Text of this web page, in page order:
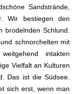
Sandstrände,
Wir bestiegen den
brodelnden Schlund.
schnorchelten mit
intakten
Vielfalt an Kulturen
Das ist die Südsee.
sich erst, wenn man